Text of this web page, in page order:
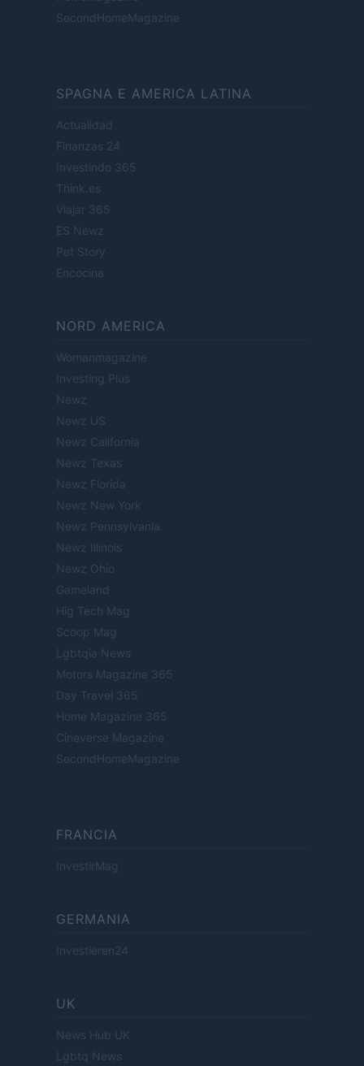
SecondHomeMagazine
SPAGNA E AMERICA LATINA
Actualidad
Finanzas 24
Investindo 365
Think.es
Viajar 365
ES Newz
Pet Story
Encocina
NORD AMERICA
Womanmagazine
Investing Plus
Newz
Newz US
Newz California
Newz Texas
Newz Florida
Newz New York
Newz Pennsylvania
Newz Illinois
Newz Ohio
Gameland
Hig Tech Mag
Scoop Mag
Lgbtqia News
Motors Magazine 365
Day Travel 365
Home Magazine 365
Cineverse Magazine
SecondHomeMagazine
FRANCIA
InvestirMag
GERMANIA
Investieren24
UK
News Hub UK
Lgbtq News